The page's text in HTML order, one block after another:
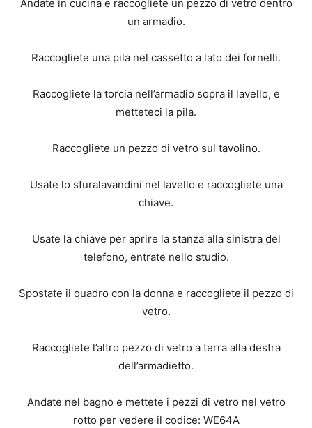
Andate in cucina e raccogliete un pezzo di vetro dentro
un armadio.
Raccogliete una pila nel cassetto a lato dei fornelli.
Raccogliete la torcia nell’armadio sopra il lavello, e
metteteci la pila.
Raccogliete un pezzo di vetro sul tavolino.
Usate lo sturalavandini nel lavello e raccogliete una
chiave.
Usate la chiave per aprire la stanza alla sinistra del
telefono, entrate nello studio.
Spostate il quadro con la donna e raccogliete il pezzo di
vetro.
Raccogliete l’altro pezzo di vetro a terra alla destra
dell’armadietto.
Andate nel bagno e mettete i pezzi di vetro nel vetro
rotto per vedere il codice: WE64A